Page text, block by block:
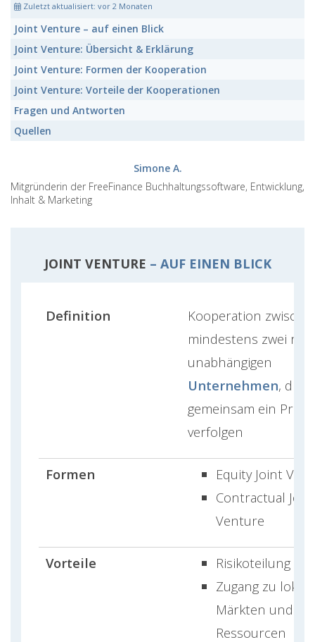
Zuletzt aktualisiert: vor 2 Monaten
Joint Venture – auf einen Blick
Joint Venture: Übersicht & Erklärung
Joint Venture: Formen der Kooperation
Joint Venture: Vorteile der Kooperationen
Fragen und Antworten
Quellen
Simone A.
Mitgründerin der FreeFinance Buchhaltungssoftware, Entwicklung,
Inhalt & Marketing
JOINT VENTURE – AUF EINEN BLICK
Definition
Kooperation
mindestens zwei
unabhängigen
Unternehmen, die
gemeinsam ein
verfolgen
Formen
Equity Joint
Contractual
Venture
Vorteile
Risikoteilung
Zugang zu
Märkten und
Ressourcen